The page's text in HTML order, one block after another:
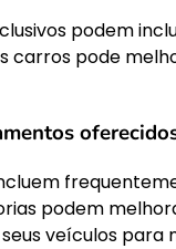
podem
carros pode
podem
veículos para